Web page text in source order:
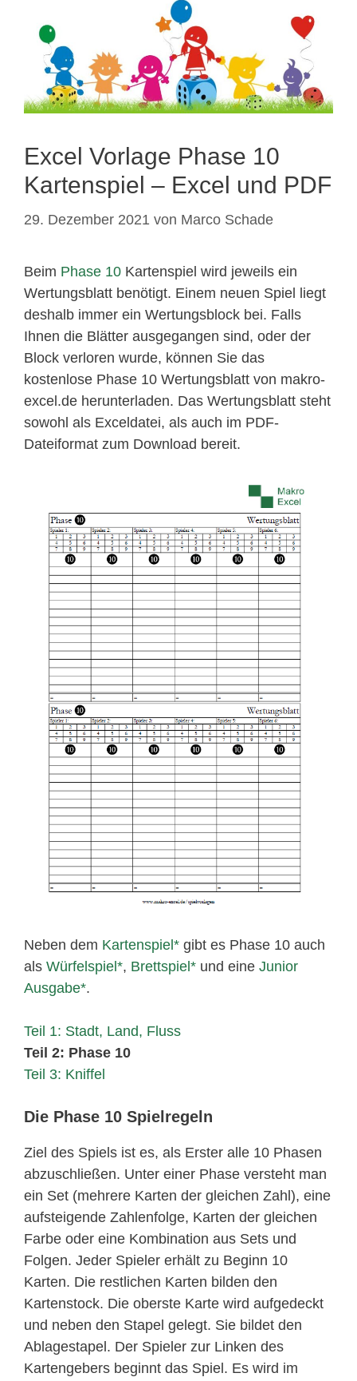
Excel Vorlage Phase 10
Kartenspiel – Excel und PDF
29. Dezember 2021 von Marco Schade
Beim Phase 10 Kartenspiel wird jeweils ein
Wertungsblatt benötigt. Einem neuen Spiel liegt
deshalb immer ein Wertungsblock bei. Falls
Ihnen die Blätter ausgegangen sind, oder der
Block verloren wurde, können Sie das
kostenlose Phase 10 Wertungsblatt von makro-
excel.de herunterladen. Das Wertungsblatt steht
sowohl als Exceldatei, als auch im PDF-
Dateiformat zum Download bereit.
Neben dem Kartenspiel
gibt es Phase 10 auch
als Würfelspiel , Brettspiel und eine Junior
Ausgabe .
Teil 1: Stadt, Land, Fluss
Teil 2: Phase 10
Teil 3: Kniffel
Die Phase 10 Spielregeln
Ziel des Spiels ist es, als Erster alle 10 Phasen
abzuschließen. Unter einer Phase versteht man
ein Set (mehrere Karten der gleichen Zahl), eine
aufsteigende Zahlenfolge, Karten der gleichen
Farbe oder eine Kombination aus Sets und
Folgen. Jeder Spieler erhält zu Beginn 10
Karten. Die restlichen Karten bilden den
Kartenstock. Die oberste Karte wird aufgedeckt
und neben den Stapel gelegt. Sie bildet den
Ablagestapel. Der Spieler zur Linken des
Kartengebers beginnt das Spiel. Es wird im